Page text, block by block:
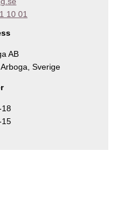
10 01
AB
Sverige
18
15